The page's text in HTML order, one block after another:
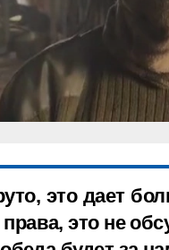
это дает
права, это не